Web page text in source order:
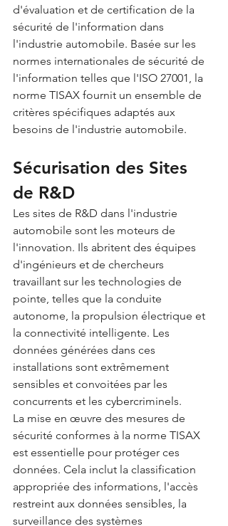
d'évaluation et de certification de la
sécurité de l'information dans
l'industrie automobile. Basée sur les
normes internationales de sécurité de
l'information telles que l'ISO 27001, la
norme TISAX fournit un ensemble de
critères spécifiques adaptés aux
besoins de l'industrie automobile.
Sécurisation des Sites
de R&D
Les sites de R&D dans l'industrie
automobile sont les moteurs de
l'innovation. Ils abritent des équipes
d'ingénieurs et de chercheurs
travaillant sur les technologies de
pointe, telles que la conduite
autonome, la propulsion électrique et
la connectivité intelligente. Les
données générées dans ces
installations sont extrêmement
sensibles et convoitées par les
concurrents et les cybercriminels.
La mise en œuvre des mesures de
sécurité conformes à la norme TISAX
est essentielle pour protéger ces
données. Cela inclut la classification
appropriée des informations, l'accès
restreint aux données sensibles, la
surveillance des systèmes